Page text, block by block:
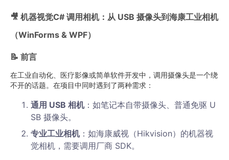
🎥 机器视觉C# 调用相机：从 USB 摄像头到海康工业相机
（WinForms & WPF）
📝 前言
在工业自动化、医疗影像或简单软件开发中，调用摄像头是一个绕
不开的话题。在项目中同时遇到了两种需求：
通用 USB 相机：如笔记本自带摄像头、普通免驱 U
SB 摄像头。
专业工业相机：如海康威视（Hikvision）的机器视
觉相机，需要调用厂商 SDK。